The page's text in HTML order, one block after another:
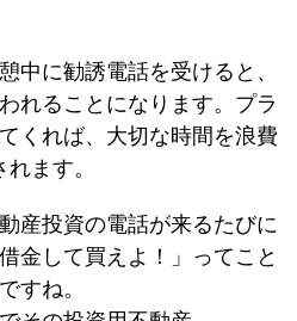
中に勧誘電話を受けると、
れることになります。プラ
くれば、大切な時間を浪費
れます。
産投資の電話が来るたびに
金して買えよ！」ってこと
ですね。